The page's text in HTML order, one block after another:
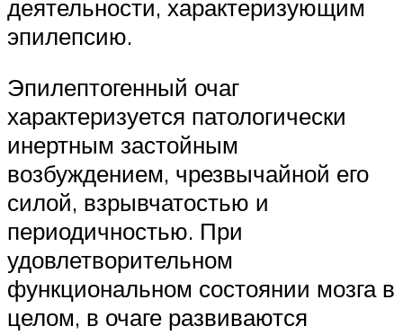
деятельности, характеризующим
эпилепсию.
Эпилептогенный очаг
характеризуется патологически
инертным застойным
возбуждением, чрезвычайной его
силой, взрывчатостью и
периодичностью. При
удовлетворительном
функциональном состоянии мозга в
целом, в очаге развиваются